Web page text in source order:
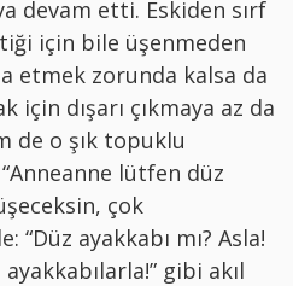
devam etti. Eskiden sırf
için bile üşenmeden
etmek zorunda kalsa da
için dışarı çıkmaya az da
de o şık topuklu
lütfen düz
çok
“Düz ayakkabı mı? Asla!
gibi akıl